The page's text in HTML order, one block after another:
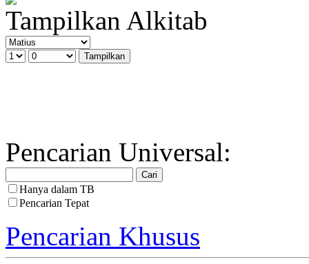
Tampilkan Alkitab
Pencarian Universal:
Hanya dalam TB
Pencarian Tepat
Pencarian Khusus